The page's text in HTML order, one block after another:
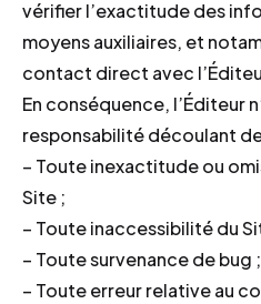
vérifier l’exactitude des
moyens auxiliaires, et
contact direct avec
En conséquence, l’Éditeur
responsabilité découlant
– Toute inexactitude ou
Site ;
– Toute inaccessibilité du
– Toute survenance de bug ;
– Toute erreur relative au